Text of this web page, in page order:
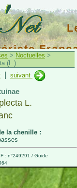
> Noctuelles >
(L.)
suivant
L.
la chenille :
: n°249291 / Guide